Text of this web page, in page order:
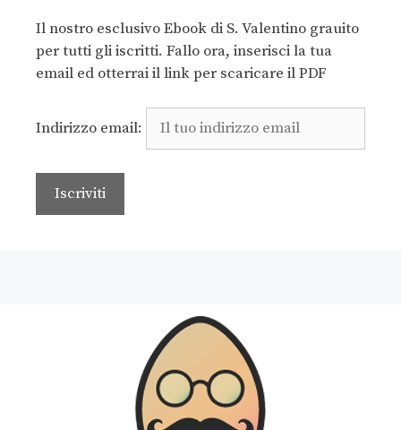
Il nostro esclusivo Ebook di S. Valentino grauito
per tutti gli iscritti. Fallo ora, inserisci la tua
email ed otterrai il link per scaricare il PDF
Indirizzo email: